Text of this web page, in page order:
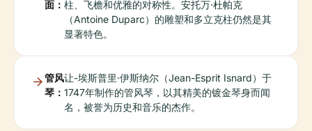
面： 柱、飞檐和优雅的对称性。安托万·杜帕克
（Antoine Duparc）的雕塑和多立克柱仍然是其
显著特色。
管风
琴：
让-埃斯普里·伊斯纳尔（Jean-Esprit Isnard）于
1747年制作的管风琴，以其精美的镀金琴身而闻
名，被誉为历史和音乐的杰作。